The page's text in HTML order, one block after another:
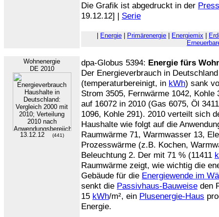
Die Grafik ist abgedruckt in der
19.12.12] | Serie
Energie Primärenergie Energiemix
Wohnenergie
DE 2010
13.12.12 (441)
dpa-Globus 5394: Energie fürs
Der Energieverbrauch in
(temperaturbereinigt, in kWh) sank
Strom 3505, Fernwärme 1042,
auf 16072 in 2010 (Gas 6075, Öl
1096, Kohle 291). 2010 verteilt sich
Haushalte wie folgt auf die
Raumwärme 71, Warmwasser 13,
Prozesswärme (z.B. Kochen,
Beleuchtung 2. Der mit 71 % (11411
Raumwärme zeigt, wie wichtig die
Gebäude für die Energiewende im
senkt die Passivhaus-Bauweise den
15 kWh/m², ein Plusenergie-Haus
Energie.